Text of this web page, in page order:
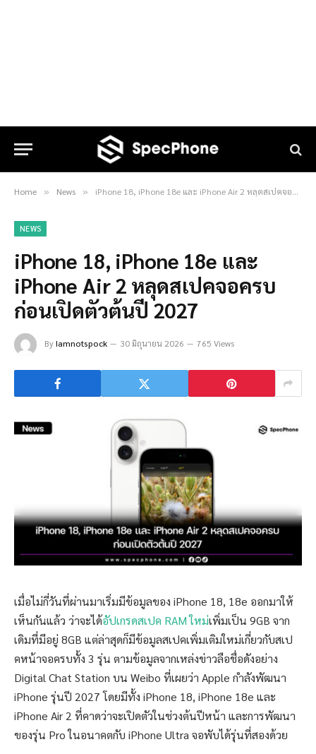
Home » News » iPhone 18, iPhone 18e และ iPhone Air 2 หลุดสเปคจอครบ ก่อนเปิดตัวต้นปี 2027
NEWS
iPhone 18, iPhone 18e และ
iPhone Air 2 หลุดสเปคจอครบ
ก่อนเปิดตัวต้นปี 2027
ByIamnotspock 30 มิถุนายน 2026 765 Views
เมื่อไม่กี่วันที่ผ่านมาเริ่มมีข้อมูลของ iPhone 18, 18e ออกมาให้
เห็นกันแล้ว ว่าจะได้อัปเกรดสเปค RAM ใหม่เพิ่มเป็น 9GB จาก
เดิมที่มีอยู่ 8GB แต่ล่าสุดก็มีข้อมูลสเปคเพิ่มเติมใหม่เกี่ยวกับสเป
คหน้าจอครบทั้ง 3 รุ่น ตามข้อมูลจากเหล่งข่าวลือชื่อดังอย่าง
Digital Chat Station บน Weibo ที่เผยว่า Apple กำลังพัฒนา
iPhone รุ่นปี 2027 โดยมีทั้ง iPhone 18, iPhone 18e และ
iPhone Air 2 ที่คาดว่าจะเปิดตัวในช่วงต้นปีหน้า และการพัฒนา
ของรุ่น Pro ในอนาคตกับ iPhone Ultra จอพับได้รุ่นที่สองด้วย